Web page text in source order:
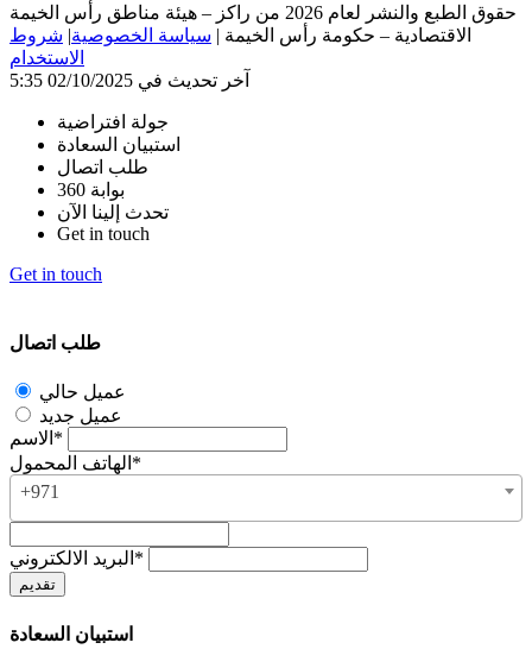
حقوق الطبع والنشر لعام 2026 من راكز – هيئة مناطق رأس الخيمة
الاقتصادية – حكومة رأس الخيمة | سياسة الخصوصية| شروط
الاستخدام
آخر تحديث في 02/10/2025 5:35
جولة افتراضية
استبيان السعادة
طلب اتصال
بوابة 360
تحدث إلينا الآن
Get in touch
Get in touch
طلب اتصال
عميل حالي
عميل جديد
الاسم*
الهاتف المحمول*
+971
البريد الالكتروني*
استبيان السعادة